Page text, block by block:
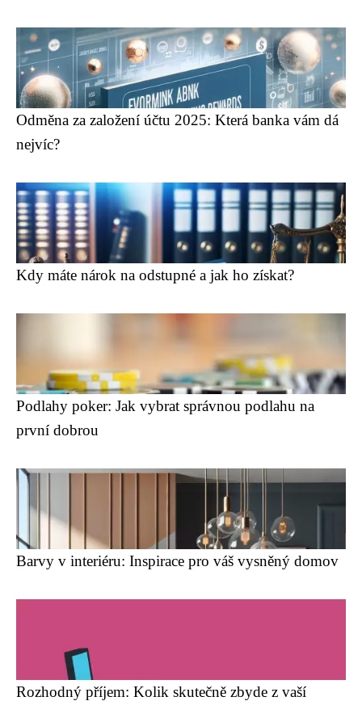
Odměna za založení účtu 2025: Která banka vám dá
nejvíc?
Kdy máte nárok na odstupné a jak ho získat?
Podlahy poker: Jak vybrat správnou podlahu na
první dobrou
Barvy v interiéru: Inspirace pro váš vysněný domov
Rozhodný příjem: Kolik skutečně zbyde z vaší